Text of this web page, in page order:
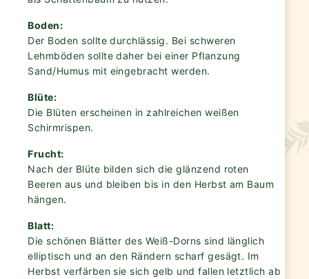
Boden:
Der Boden sollte durchlässig. Bei schweren
Lehmböden sollte daher bei einer Pflanzung
Sand/Humus mit eingebracht werden.
Blüte:
Die Blüten erscheinen in zahlreichen weißen
Schirmrispen.
Frucht:
Nach der Blüte bilden sich die glänzend roten
Beeren aus und bleiben bis in den Herbst am Baum
hängen.
Blatt:
Die schönen Blätter des Weiß-Dorns sind länglich
elliptisch und an den Rändern scharf gesägt. Im
Herbst verfärben sie sich gelb und fallen letztlich ab